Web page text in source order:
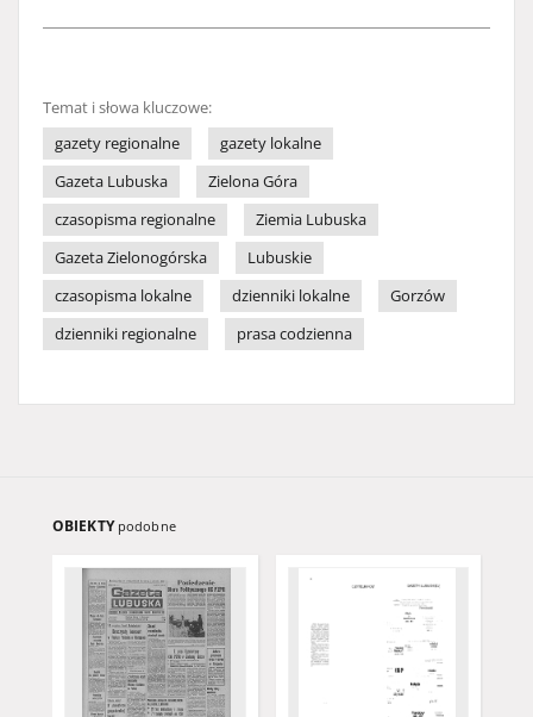
Temat i słowa kluczowe:
gazety regionalne
gazety lokalne
Gazeta Lubuska
Zielona Góra
czasopisma regionalne
Ziemia Lubuska
Gazeta Zielonogórska
Lubuskie
czasopisma lokalne
dzienniki lokalne
Gorzów
dzienniki regionalne
prasa codzienna
OBIEKTY podobne